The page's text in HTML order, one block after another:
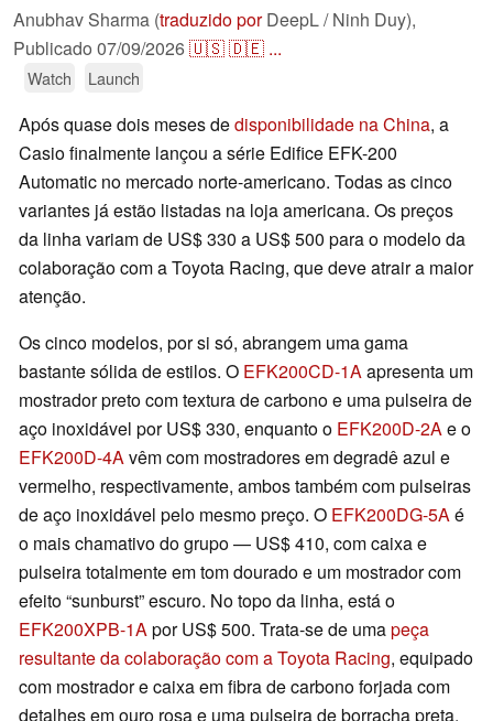
Anubhav Sharma (traduzido porDeepL / Ninh Duy),
Publicado 07/09/2026🇺🇸🇩🇪 ...
Watch Launch
Após quase dois meses dedisponibilidade na China, a
Casio finalmente lançou a série Edifice EFK-200
Automatic no mercado norte-americano. Todas as cinco
variantes já estão listadas na loja americana. Os preços
da linha variam de US$ 330 a US$ 500 para o modelo da
colaboração com a Toyota Racing, que deve atrair a maior
atenção.
Os cinco modelos, por si só, abrangem uma gama
bastante sólida de estilos. O EFK200CD-1Aapresenta um
mostrador preto com textura de carbono e uma pulseira de
aço inoxidável por US$ 330, enquanto o EFK200D-2Ae o
EFK200D-4Avêm com mostradores em degradê azul e
vermelho, respectivamente, ambos também com pulseiras
de aço inoxidável pelo mesmo preço. O EFK200DG-5Aé
o mais chamativo do grupo — US$ 410, com caixa e
pulseira totalmente em tom dourado e um mostrador com
efeito “sunburst” escuro. No topo da linha, está o
EFK200XPB-1Apor US$ 500. Trata-se de umapeça
resultante da colaboração com a Toyota Racing, equipado
com mostrador e caixa em fibra de carbono forjada com
detalhes em ouro rosa e uma pulseira de borracha preta.